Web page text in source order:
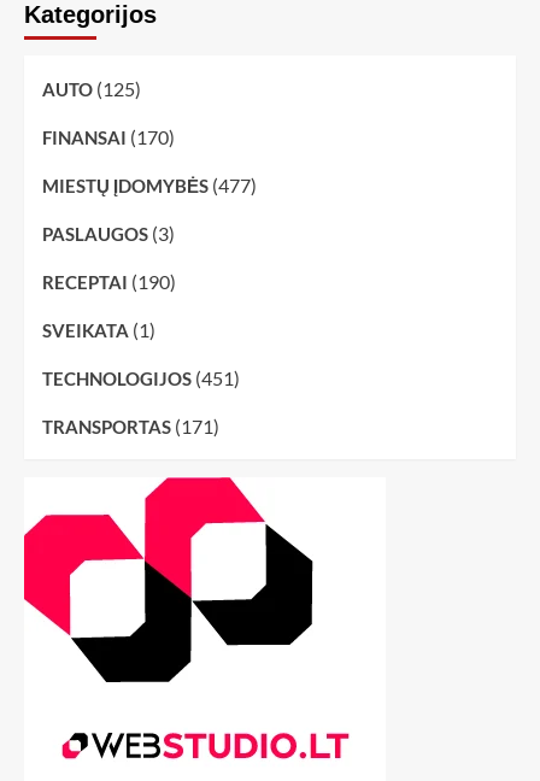
Kategorijos
AUTO (125)
FINANSAI (170)
MIESTŲ ĮDOMYBĖS (477)
PASLAUGOS (3)
RECEPTAI (190)
SVEIKATA (1)
TECHNOLOGIJOS (451)
TRANSPORTAS (171)